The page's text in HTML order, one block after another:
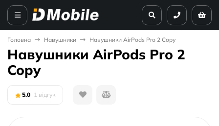
Головна Навушники Навушники AirPods Pro 2 Copy
Навушники AirPods Pro 2
Copy
5.0 1 відгук